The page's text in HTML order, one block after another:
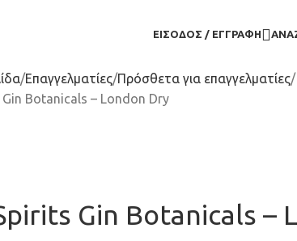
ΕΊΣΟΔΟΣ / ΕΓΓΡΑΦΉ
Επαγγελματίες Πρόσθετα για επαγγελματίες
Botanicals – London Dry
Gin Botanicals –